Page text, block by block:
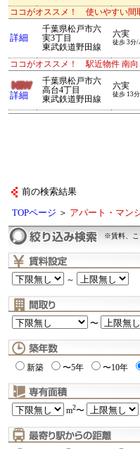
ココがオススメ！ 使いやすい
詳細
千葉県松戸市六
実3丁目
東武鉄道野田線
六実
徒歩 3分/
ココがオススメ！ 駅近物件 南向
詳細
千葉県松戸市六
高台4丁目
東武鉄道野田線
六実
徒歩 13
前の検索結果
TOPページ ＞ アパート・マン
※賃料、こ
～
〜
新築 〜5年 〜10年
m2〜